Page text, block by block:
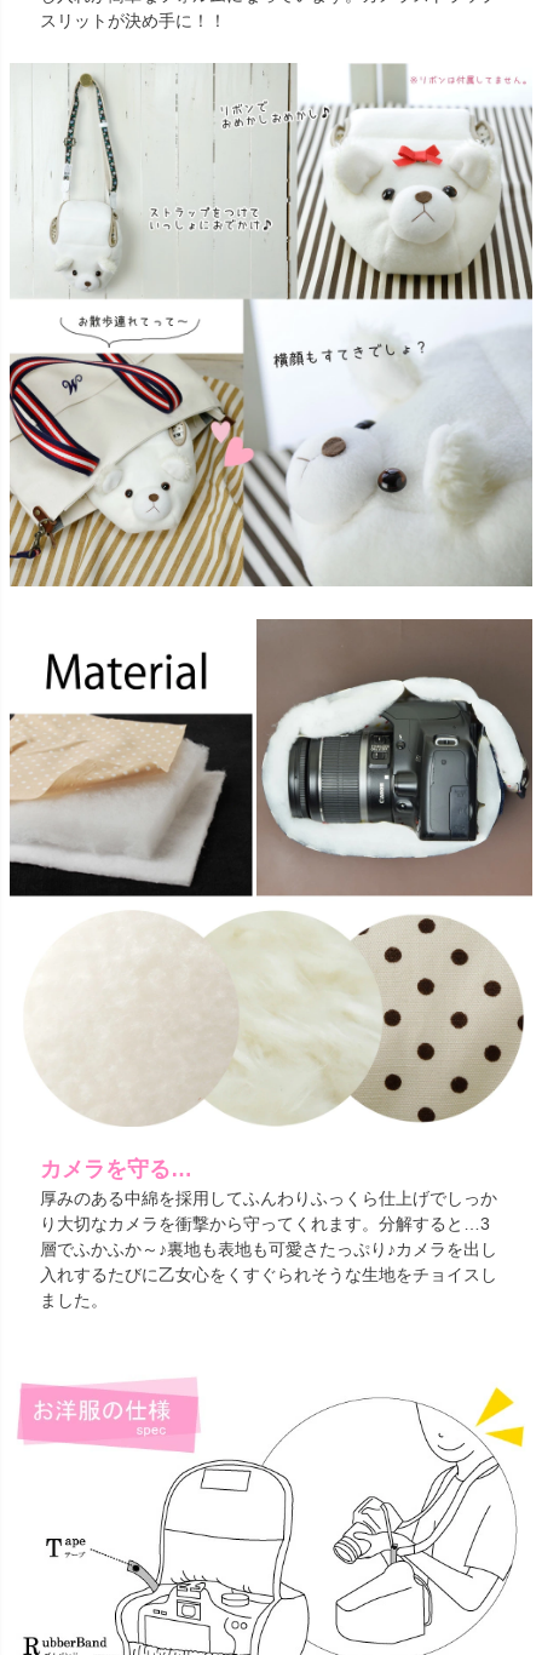
スリットが決め手に！！
カメラを守る…
厚みのある中綿を採用してふんわりふっくら仕上げでしっか
り大切なカメラを衝撃から守ってくれます。分解すると…3
層でふかふか～♪裏地も表地も可愛さたっぷり♪カメラを出し
入れするたびに乙女心をくすぐられそうな生地をチョイスし
ました。